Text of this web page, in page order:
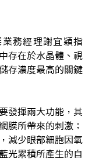
務經理謝宜穎指
存在於水晶體、視
存濃度最高的關鍵
發揮兩大功能，其
膜所帶來的刺激；
減少眼部細胞因氧
光累積所產生的自